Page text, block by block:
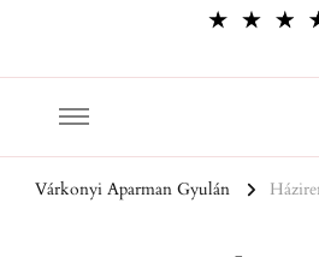
Várkonyi Aparman Gyulán